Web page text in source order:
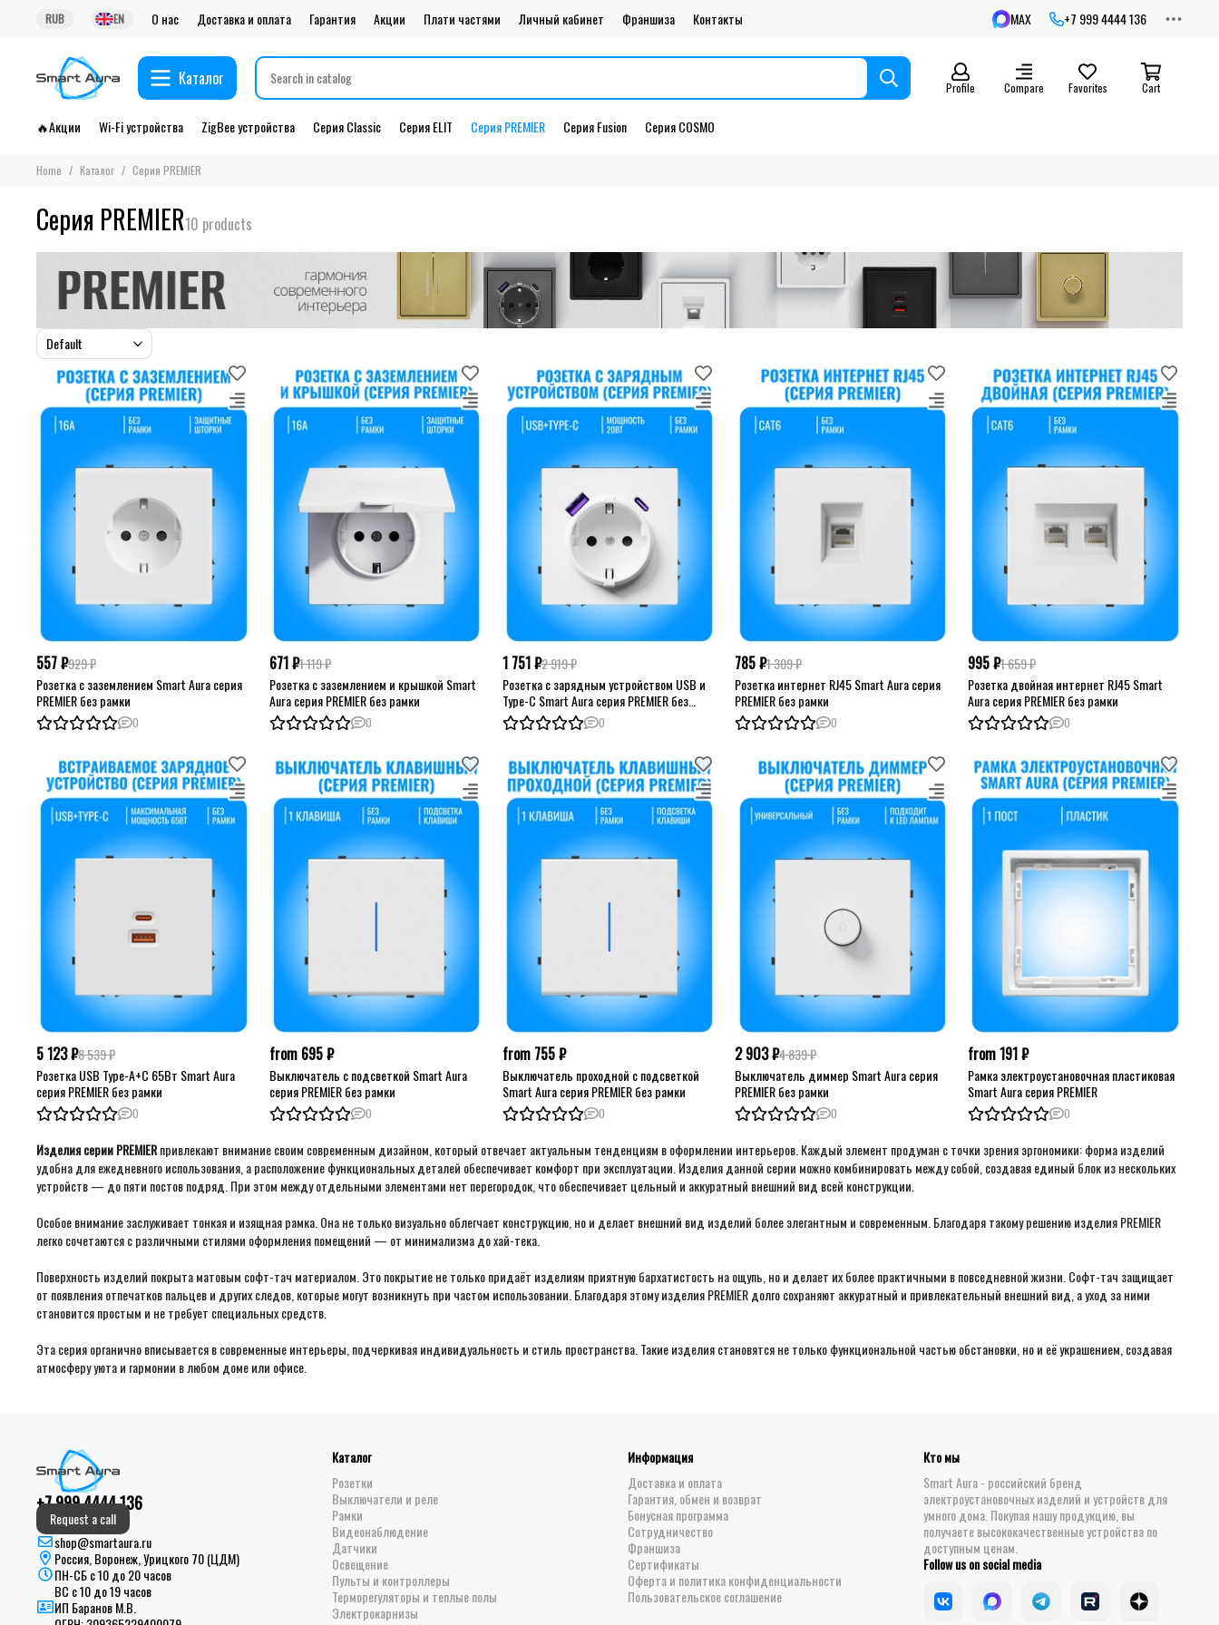
RUB EN О нас Доставка и оплата Гарантия Акции Плати частями Личный кабинет Франшиза Контакты MAX +7 999 4444 136
Каталог Profile Compare Favorites Cart
🔥Акции Wi-Fi устройства ZigBee устройства Серия Classic Серия ELIT Серия PREMIER Серия Fusion Серия COSMO
Home Каталог Серия PREMIER
Серия PREMIER
557 ₽929 ₽
Розетка с заземлением Smart Aura серия
PREMIER без рамки
0
671 ₽1 119 ₽
Розетка с заземлением и крышкой Smart
Aura серия PREMIER без рамки
0
1 751 ₽2 919 ₽
Розетка с зарядным устройством USB и
Type-C Smart Aura серия PREMIER без
рамки
0
785 ₽1 309 ₽
Розетка интернет RJ45 Smart Aura серия
PREMIER без рамки
0
995 ₽1 659 ₽
Розетка двойная интернет RJ45 Smart
Aura серия PREMIER без рамки
0
5 123 ₽8 539 ₽
Розетка USB Type-A+C 65Вт Smart Aura
серия PREMIER без рамки
0
from 695 ₽
Выключатель с подсветкой Smart Aura
серия PREMIER без рамки
0
from 755 ₽
Выключатель проходной с подсветкой
Smart Aura серия PREMIER без рамки
0
2 903 ₽4 839 ₽
Выключатель диммер Smart Aura серия
PREMIER без рамки
0
from 191 ₽
Рамка электроустановочная пластиковая
Smart Aura серия PREMIER
0
Изделия серии PREMIERпривлекают внимание своим современным дизайном, который отвечает актуальным тенденциям в оформлении интерьеров. Каждый элемент продуман с точки зрения эргономики: форма изделий
удобна для ежедневного использования, а расположение функциональных деталей обеспечивает комфорт при эксплуатации. Изделия данной серии можно комбинировать между собой, создавая единый блок из нескольких
устройств — до пяти постов подряд. При этом между отдельными элементами нет перегородок, что обеспечивает цельный и аккуратный внешний вид всей конструкции.
Особое внимание заслуживает тонкая и изящная рамка. Она не только визуально облегчает конструкцию, но и делает внешний вид изделий более элегантным и современным. Благодаря такому решению изделия PREMIER
легко сочетаются с различными стилями оформления помещений — от минимализма до хай-тека.
Поверхность изделий покрыта матовым софт-тач материалом. Это покрытие не только придаёт изделиям приятную бархатистость на ощупь, но и делает их более практичными в повседневной жизни. Софт-тач защищает
от появления отпечатков пальцев и других следов, которые могут возникнуть при частом использовании. Благодаря этому изделия PREMIER долго сохраняют аккуратный и привлекательный внешний вид, а уход за ними
становится простым и не требует специальных средств.
Эта серия органично вписывается в современные интерьеры, подчеркивая индивидуальность и стиль пространства. Такие изделия становятся не только функциональной частью обстановки, но и её украшением, создавая
атмосферу уюта и гармонии в любом доме или офисе.
+7 999 4444 136
Request a call
shop@smartaura.ru
Россия, Воронеж, Урицкого 70 (ЦДМ)
ПН-СБ с 10 до 20 часов
ВС с 10 до 19 часов
ИП Баранов М.В.
Каталог
Розетки
Выключатели и реле
Рамки
Видеонаблюдение
Датчики
Освещение
Пульты и контроллеры
Терморегуляторы и теплые полы
Электрокарнизы
Информация
Доставка и оплата
Гарантия, обмен и возврат
Бонусная программа
Сотрудничество
Франшиза
Сертификаты
Оферта и политика конфиденциальности
Пользовательское соглашение
Кто мы
Smart Aura - российский бренд
электроустановочных изделий и устройств для
умного дома. Покупая нашу продукцию, вы
получаете высококачественные устройства по
доступным ценам.
Follow us on social media